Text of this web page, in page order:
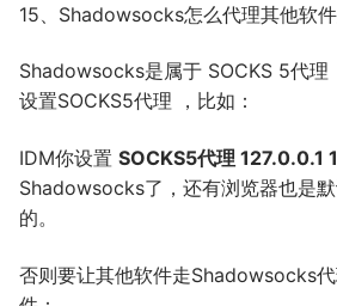
15、Shadowsocks怎么代理其他软
Shadowsocks是属于 SOCKS 5代理
设置SOCKS5代理 ，比如：
IDM你设置 SOCKS5代理 127.0.0.1
Shadowsocks了，还有浏览器也是
的。
否则要让其他软件走Shadowsocks